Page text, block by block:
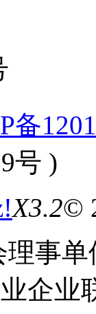
备
号 )
X3.2©
事
企业